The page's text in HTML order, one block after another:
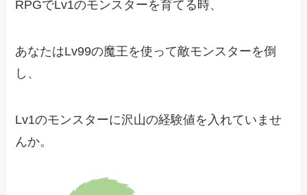
RPGでLv1のモンスターを育てる時、
あなたはLv99の魔王を使って敵モンスターを倒
し、
Lv1のモンスターに沢山の経験値を入れていませ
んか。